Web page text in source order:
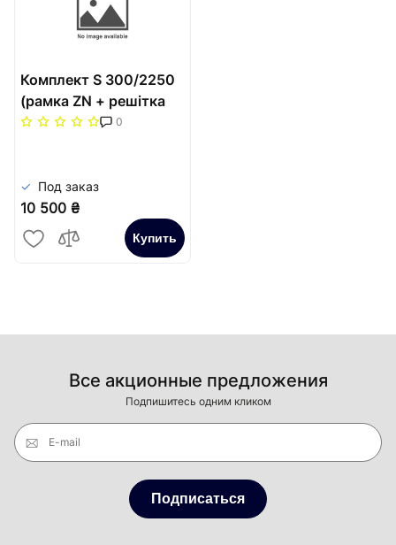
Комплект S 300/2250
(рамка ZN + решітка
НТ) Carrera Сатин
0
Под заказ
10 500 ₴
Купить
Все акционные предложения
Подпишитесь одним кликом
E-mail
Подписаться